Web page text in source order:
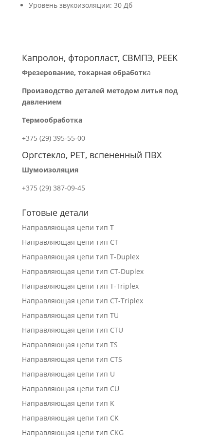
Уровень звукоизоляции: 30 Дб
Капролон, фторопласт, СВМПЭ, PEEK
Фрезерование, токарная обработка
Производство деталей методом литья под
давлением
Термообработка
+375 (29) 395-55-00
Оргстекло, PET, вспененный ПВХ
Шумоизоляция
+375 (29) 387-09-45
Готовые детали
Направляющая цепи тип T
Направляющая цепи тип CT
Направляющая цепи тип T-Duplex
Направляющая цепи тип СT-Duplex
Направляющая цепи тип T-Triplex
Направляющая цепи тип CT-Triplex
Направляющая цепи тип TU
Направляющая цепи тип CTU
Направляющая цепи тип TS
Направляющая цепи тип CTS
Направляющая цепи тип U
Направляющая цепи тип CU
Направляющая цепи тип K
Направляющая цепи тип CK
Направляющая цепи тип CKG